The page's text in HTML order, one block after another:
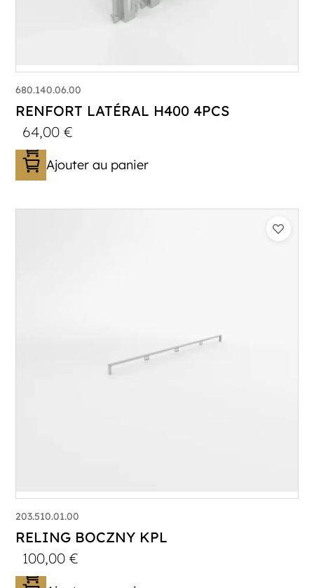
680.140.06.00
RENFORT LATÉRAL H400 4PCS
64,00€
Ajouter au panier
203.510.01.00
RELING BOCZNY KPL
100,00€